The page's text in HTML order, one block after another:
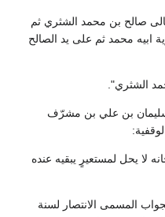
صالح بن محمد الشثري ثم
ابيه محمد ثم على يد الصالح
الشثري".
بن علي بن مشرّف
لا يحل لمستعيرٍ يبقيه عنده
المسمى الانتصار لسنة